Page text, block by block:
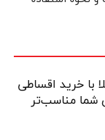
با خرید اقساطی
شما مناسب‌تر